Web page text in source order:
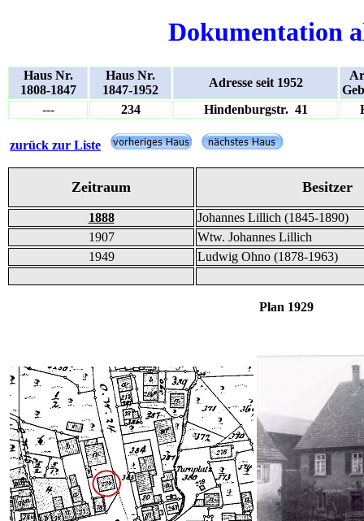
Dokumentation
Haus Nr.
1808-1847
Haus Nr.
1847-1952
Adresse seit 1952
---
234 Hindenburgstr. 41
zurück zur Liste
Zeitraum Besitzer
1888
Johannes Lillich (1845-1890)
1907
Wtw. Johannes Lillich
1949
Ludwig Ohno (1878-1963)
Plan